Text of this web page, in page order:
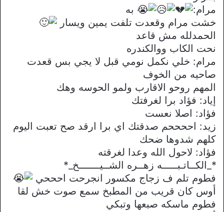
مرام:
به
خشت مرام وقعدت تلفت يمين ويسار
الحمدلله مش قاعد
نحت الكاب ووالكندره
مرام: خلي نكمل نومي قبل لا يجي بس قعدت
صاحيه من الخوف
المهم روحو الاقارب ولمو الحوسه وهك
إياد: فؤاد برا لغرفتك
فؤاد: اصلا نعست
زيد: اححححم صدقتك اي برا ارقد صح تعبت اليوم
كلهم شدوها ضحك
فؤاد: لاحول الله وعدا لغرقته
*_الكــاتـبـــــه زهــره الشــيـــــــخ_*
فطوم تلم ف زجاج مكسور انجرحت احححي
أوس كان قريب من المطبخ سمع صوت خش لقا
فطوم ماسكه صبعها وتبكي